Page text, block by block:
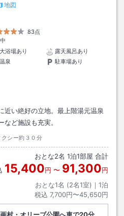
地図
83点
大浴場あり
露天風呂あり
温泉
駐車場あり
近い絶好の立地。最上階湯元温泉
ど施設も充実。
シー約３０分
おとな2名 1泊1部屋 合計
15,400円 〜 91,300円
おとな1名 (2名1室)｜ 1泊
税込 7,700円〜45,650円